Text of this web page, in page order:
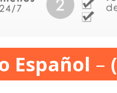
Español –